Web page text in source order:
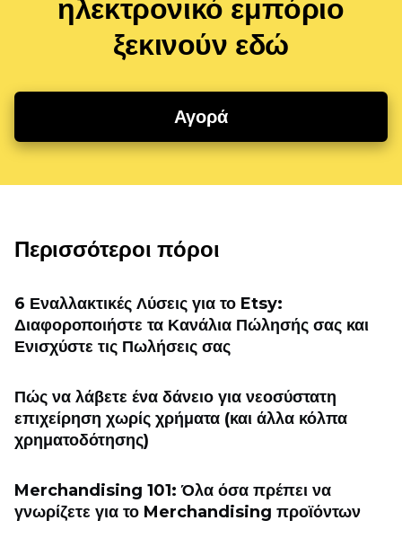
ηλεκτρονικό εμπόριο
ξεκινούν εδώ
Αγορά
Περισσότεροι πόροι
6 Εναλλακτικές Λύσεις για το Etsy:
Διαφοροποιήστε τα Κανάλια Πώλησής σας και
Ενισχύστε τις Πωλήσεις σας
Πώς να λάβετε ένα δάνειο για νεοσύστατη
επιχείρηση χωρίς χρήματα (και άλλα κόλπα
χρηματοδότησης)
Merchandising 101: Όλα όσα πρέπει να
γνωρίζετε για το Merchandising προϊόντων